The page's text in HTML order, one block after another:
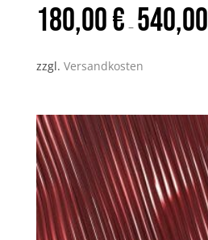
180,00€ – 540,00
zzgl. Versandkosten